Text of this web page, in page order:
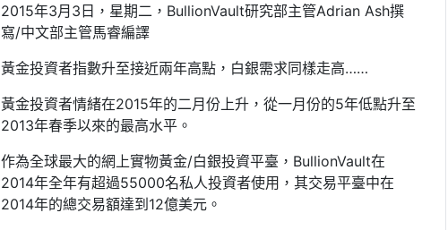
2015年3月3日，星期二，BullionVault研究部主管Adrian Ash撰
寫/中文部主管馬睿編譯
黃金投資者指數升至接近兩年高點，白銀需求同樣走高……
黃金投資者情緒在2015年的二月份上升，從一月份的5年低點升至
2013年春季以來的最高水平。
作為全球最大的網上實物黃金/白銀投資平臺，BullionVault在
2014年全年有超過55000名私人投資者使用，其交易平臺中在
2014年的總交易額達到12億美元。